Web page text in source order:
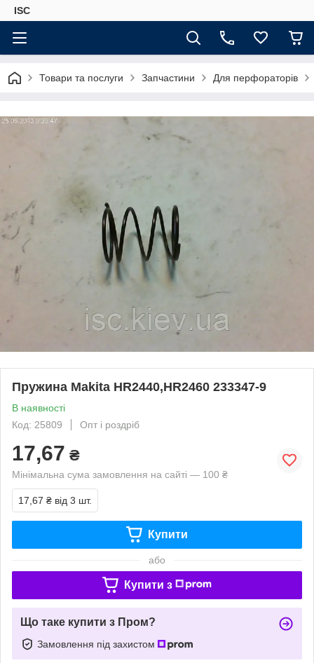
ISC
Товари та послуги Запчастини Для перфораторів
Пружина Makita HR2440,HR2460 233347-9
В наявності
Код: 25809
Опт і роздріб
17,67 ₴
Мінімальна сума замовлення на сайті — 100 ₴
17,67 ₴ від 3 шт.
Купити
або
Купити з
Що таке купити з Пром?
Замовлення під захистом